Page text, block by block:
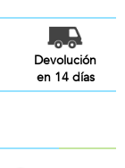
Devolución
en 14 días